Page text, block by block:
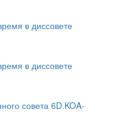
в диссовете
в диссовете
совета 6D.KOA-